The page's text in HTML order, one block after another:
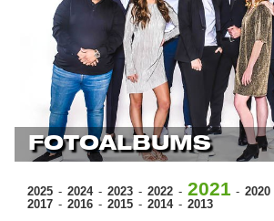
FOTOALBUMS
2025 2024 2023 2022 2021 2020
2017
2016 2015 2014 2013